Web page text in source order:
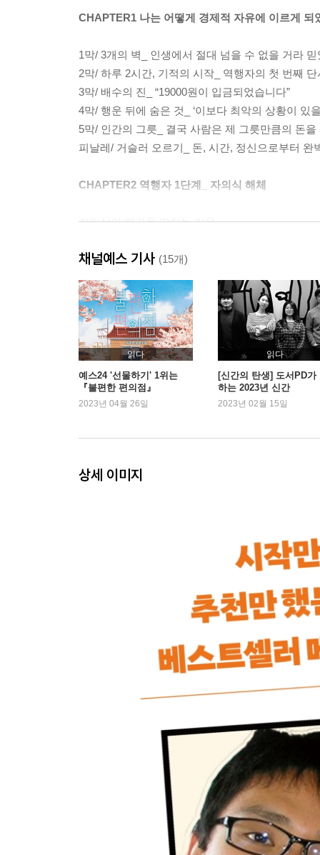
CHAPTER1 나는 어떻게 경제적 자유에 이르게 되
1막/ 3개의 벽_ 인생에서 절대 넘을 수 없을 거라 믿
2막/ 하루 2시간, 기적의 시작_ 역행자의 첫 번째 단
3막/ 배수의 진_ “19000원이 입금되었습니다”
4막/ 행운 뒤에 숨은 것_ ‘이보다 최악의 상황이 있
5막/ 인간의 그릇_ 결국 사람은 제 그릇만큼의 돈을
피날레/ 거슬러 오르기_ 돈, 시간, 정신으로부터 완
CHAPTER2 역행자 1단계_ 자의식 해체
자의식이 인간을 망치는 이유
자의식 해체의 3가지 단계
인생을 허비하는 특별한 방법
CHAPTER3 역행자 2단계_ 정체성 만들기
내 머리를 포맷할 수 있다면
정체성 소프트웨어를 설치하기
사람들은 자기 마음의 상처를 핥기에 여념이 없다
진화의 목적은 완벽함이 아니라 생존이다
CHAPTER5 역행자 4단계_ 뇌 자동화
뇌를 복리로 성장시킨다면
뇌 최적화 1단계_ 22전략
뇌 최적화 3단계_ 뇌를 증폭시키는 3가지 방법
CHAPTER6 역행자 5단계_ 역행자의 지식
기버 이론_ 역행자는 1을 받으면 2를 준다
확률 게임_ 역행자는 확률에만 베팅한다
타이탄의 도구_ 유전자에 각인된 장인 정신을 역행
메타인지_ 주관적인 판단은 순리자들의 전유물이다
실행력 레벨과 관성
CHAPTER7 역행자 6단계_ 경제적 자유를 얻는 구
채널예스 기사 (15개)
읽다
예스24 '선물하기' 1위는
『불편한 편의점』
2023년 04월 26일
읽다
[신간의 탄생] 도서PD가
하는 2023년 신간
2023년 02월 15일
상세 이미지